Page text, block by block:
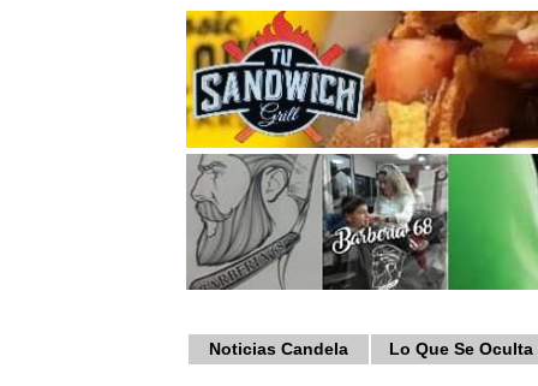
Noticias Candela Lo Que Se Oculta